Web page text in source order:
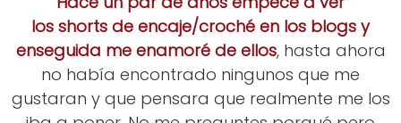
los shorts de encaje/croché en los blogs y
enseguida me enamoré de ellos, hasta ahora
no había encontrado ningunos que me
gustaran y que pensara que realmente me los